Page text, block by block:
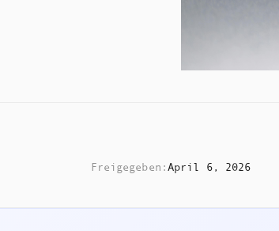
Freigegeben:April 6, 2026